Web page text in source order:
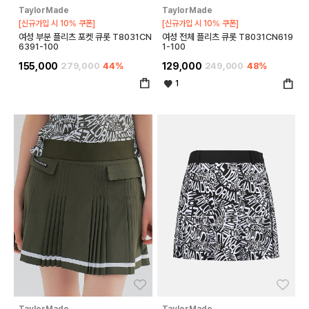
TaylorMade
[신규가입 시 10% 쿠폰]
여성 부분 플리츠 포켓 큐롯 T8031CN
6391-100
155,000 279,000 44%
TaylorMade
[신규가입 시 10% 쿠폰]
여성 전체 플리츠 큐롯 T8031CN619
1-100
129,000 249,000 48%
1